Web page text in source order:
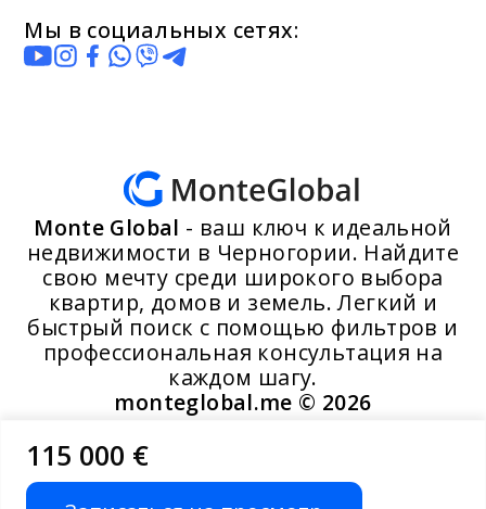
115 000 €
Мы в социальных сетях:
Monte Global - ваш ключ к идеальной
недвижимости в Черногории. Найдите
свою мечту среди широкого выбора
квартир, домов и земель. Легкий и
быстрый поиск с помощью фильтров и
профессиональная консультация на
каждом шагу.
monteglobal.me © 2026